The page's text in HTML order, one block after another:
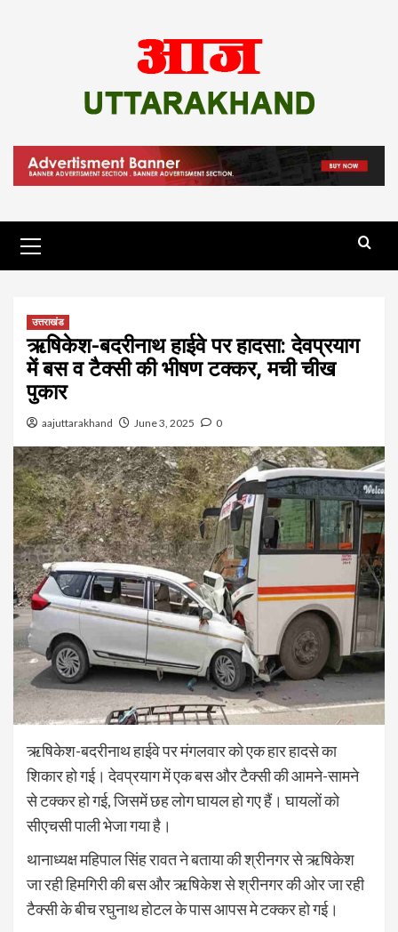
Menu
उत्तराखंड
ऋषिकेश-बदरीनाथ हाईवे पर हादसा: देवप्रयाग
में बस व टैक्सी की भीषण टक्कर, मची चीख
पुकार
aajuttarakhand June 3, 2025 0
ऋषिकेश-बदरीनाथ हाईवे पर मंगलवार को एक हार हादसे का
शिकार हो गई। देवप्रयाग में एक बस और टैक्सी की आमने-सामने
से टक्कर हो गई, जिसमें छह लोग घायल हो गए हैं। घायलों को
सीएचसी पाली भेजा गया है।
थानाध्यक्ष महिपाल सिंह रावत ने बताया की श्रीनगर से ऋषिकेश
जा रही हिमगिरी की बस और ऋषिकेश से श्रीनगर की ओर जा रही
टैक्सी के बीच रघुनाथ होटल के पास आपस मे टक्कर हो गई।